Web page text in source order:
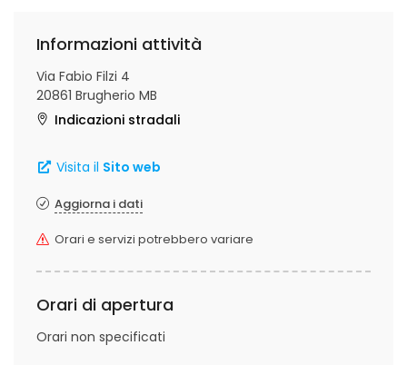
Informazioni attività
Via Fabio Filzi 4
20861 Brugherio MB
Indicazioni stradali
Visita il Sito web
Aggiorna i dati
Orari e servizi potrebbero variare
Orari di apertura
Orari non specificati